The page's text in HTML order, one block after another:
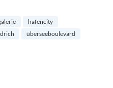
in der Hafencity“
hafencity
überseeboulevard